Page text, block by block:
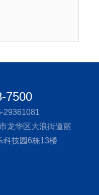
7500
29361081
龙华区大浪街道丽
科技园6栋13楼